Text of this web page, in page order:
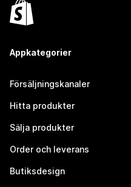
Appkategorier
Försäljningskanaler
Hitta produkter
Sälja produkter
Order och leverans
Butiksdesign